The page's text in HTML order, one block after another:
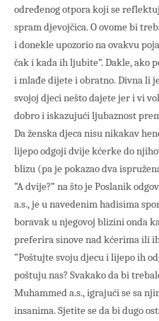
određenog otpora koji se
spram djevojčica. O ovome bi
i donekle upozorio na ovakvu
čak i kada ih ljubite”. Dakle,
i mlađe dijete i obratno. Divna li
svojoj djeci nešto dajete jer i vi
dobro i iskazujući ljubaznost
Da ženska djeca nisu nikakav
lijepo odgoji dvije kćerke do
blizu (pa je pokazao dva
”A dvije?” na što je Poslanik
a.s., je u navedenim hadisima
boravak u njegovoj blizini onda
preferira sinove nad kćerima ili
”Poštujte svoju djecu i lijepo ih
poštuju nas? Svakako da bi
Muhammed a.s., igrajući se sa
insanima. Sjetite se da bi dugo